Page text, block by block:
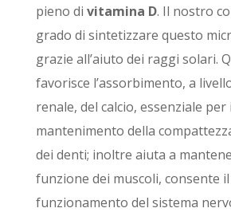
pieno di vitamina D. Il nostro
grado di sintetizzare questo
grazie all’aiuto dei raggi solari.
favorisce l’assorbimento, a
renale, del calcio, essenziale per
mantenimento della
dei denti; inoltre aiuta a
funzione dei muscoli, consente
funzionamento del sistema